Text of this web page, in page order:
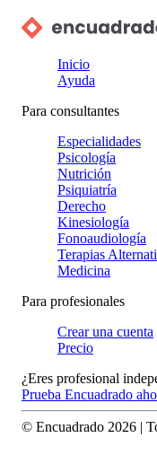
Inicio
Ayuda
Para consultantes
Especialidades
Psicología
Nutrición
Psiquiatría
Derecho
Kinesiología
Fonoaudiología
Terapias
Medicina
Para profesionales
Crear una cuenta
Precio
¿Eres profesional
Prueba Encuadrado
© Encuadrado 2026 |